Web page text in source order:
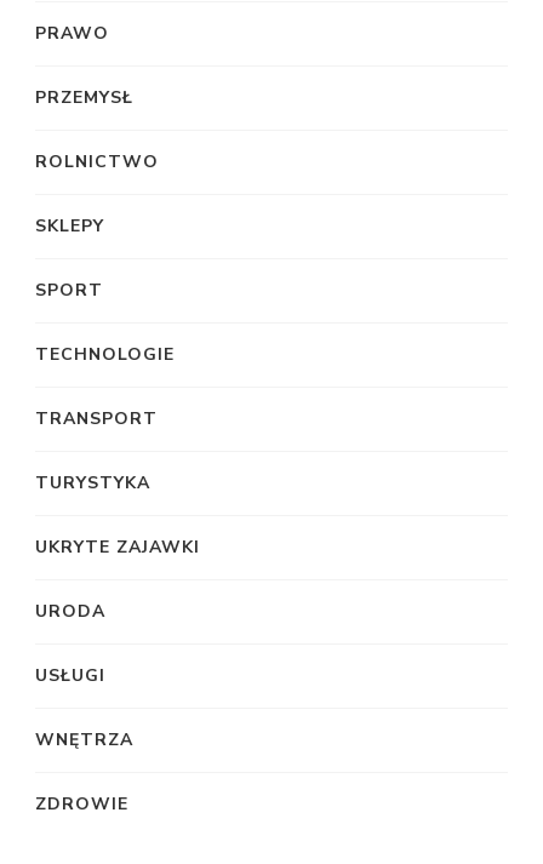
PRAWO
PRZEMYSŁ
ROLNICTWO
SKLEPY
SPORT
TECHNOLOGIE
TRANSPORT
TURYSTYKA
UKRYTE ZAJAWKI
URODA
USŁUGI
WNĘTRZA
ZDROWIE